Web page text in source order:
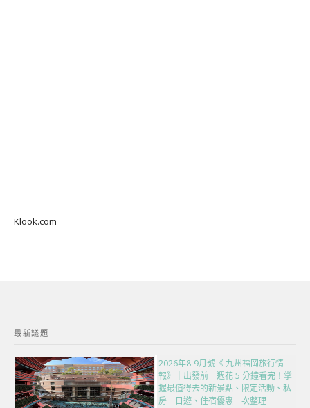
Klook.com
最新議題
2026年8-9月號《 九州福岡旅行情
報》｜出發前一週花 5 分鐘看完！掌
握最值得去的新景點、限定活動、私
房一日遊、住宿優惠一次整理